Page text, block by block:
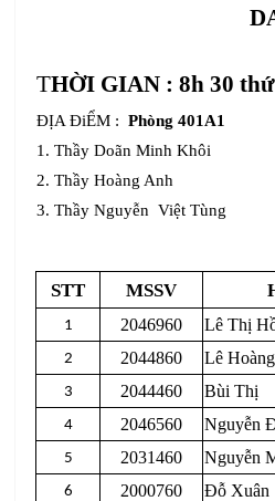
THỜI GIAN : 8h 30
ĐỊA ĐiỂM : Phòng 401A1
1. Thầy Doãn Minh Khôi
2. Thầy Hoàng Anh
3. Thầy Nguyễn Việt Tùng
STT MSSV
1 2046960 Lê Thị
2 2044860 Lê Hoàng
3 2044460 Bùi Thị
4 2046560 Nguyễn
5 2031460 Nguyễn
6 2000760 Đỗ Xuân